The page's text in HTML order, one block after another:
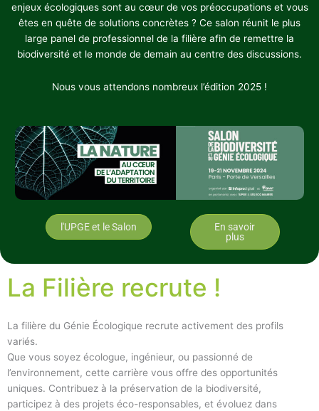
enjeux écologiques sont au cœur de vos préoccupations et vous
êtes en quête de solutions concrètes ? Ce salon réunit le plus
large panel de professionnel de la filière afin de remettre la
biodiversité et le monde de demain au centre des discussions.
Nous vous attendons nombreux l’édition 2025 !
l'UPGE et le Salon
En savoir
plus
La Filière recrute !
La filière du Génie Écologique recrute activement des profils
variés.
Que vous soyez écologue, ingénieur, ou passionné de
l’environnement, cette carrière vous offre des opportunités
uniques. Contribuez à la préservation de la biodiversité,
participez à des projets éco-responsables, et évoluez dans